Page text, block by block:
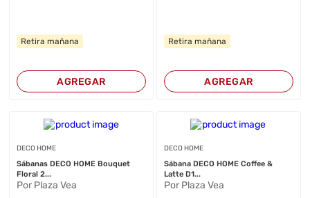
Retira mañana
AGREGAR
Retira mañana
AGREGAR
DECO HOME
Sábanas DECO HOME Bouquet
Floral 2...
Por Plaza Vea
DECO HOME
Sábana DECO HOME Coffee &
Latte D1...
Por Plaza Vea